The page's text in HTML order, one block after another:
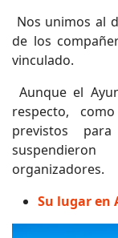
Nos unimos al
de los
vinculado.
Aunque el
respecto,
previstos
organizadores.
Su lugar en